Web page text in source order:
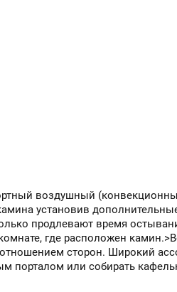
воздушный
установив
продлевают время
где расположен
сторон. Широкий
порталом или собирать